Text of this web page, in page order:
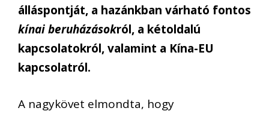
álláspontját, a hazánkban várható fontos
kínai beruházásokról, a kétoldalú
kapcsolatokról, valamint a Kína-EU
kapcsolatról.
A nagykövet elmondta, hogy